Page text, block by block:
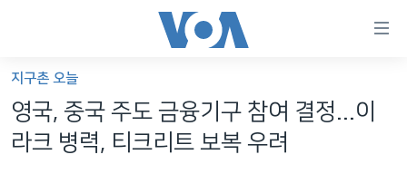
가
능
링세계
지구촌 오늘
영국, 중국 주도 금융기구 참여 결정...이
라크 병력, 티크리트 보복 우려